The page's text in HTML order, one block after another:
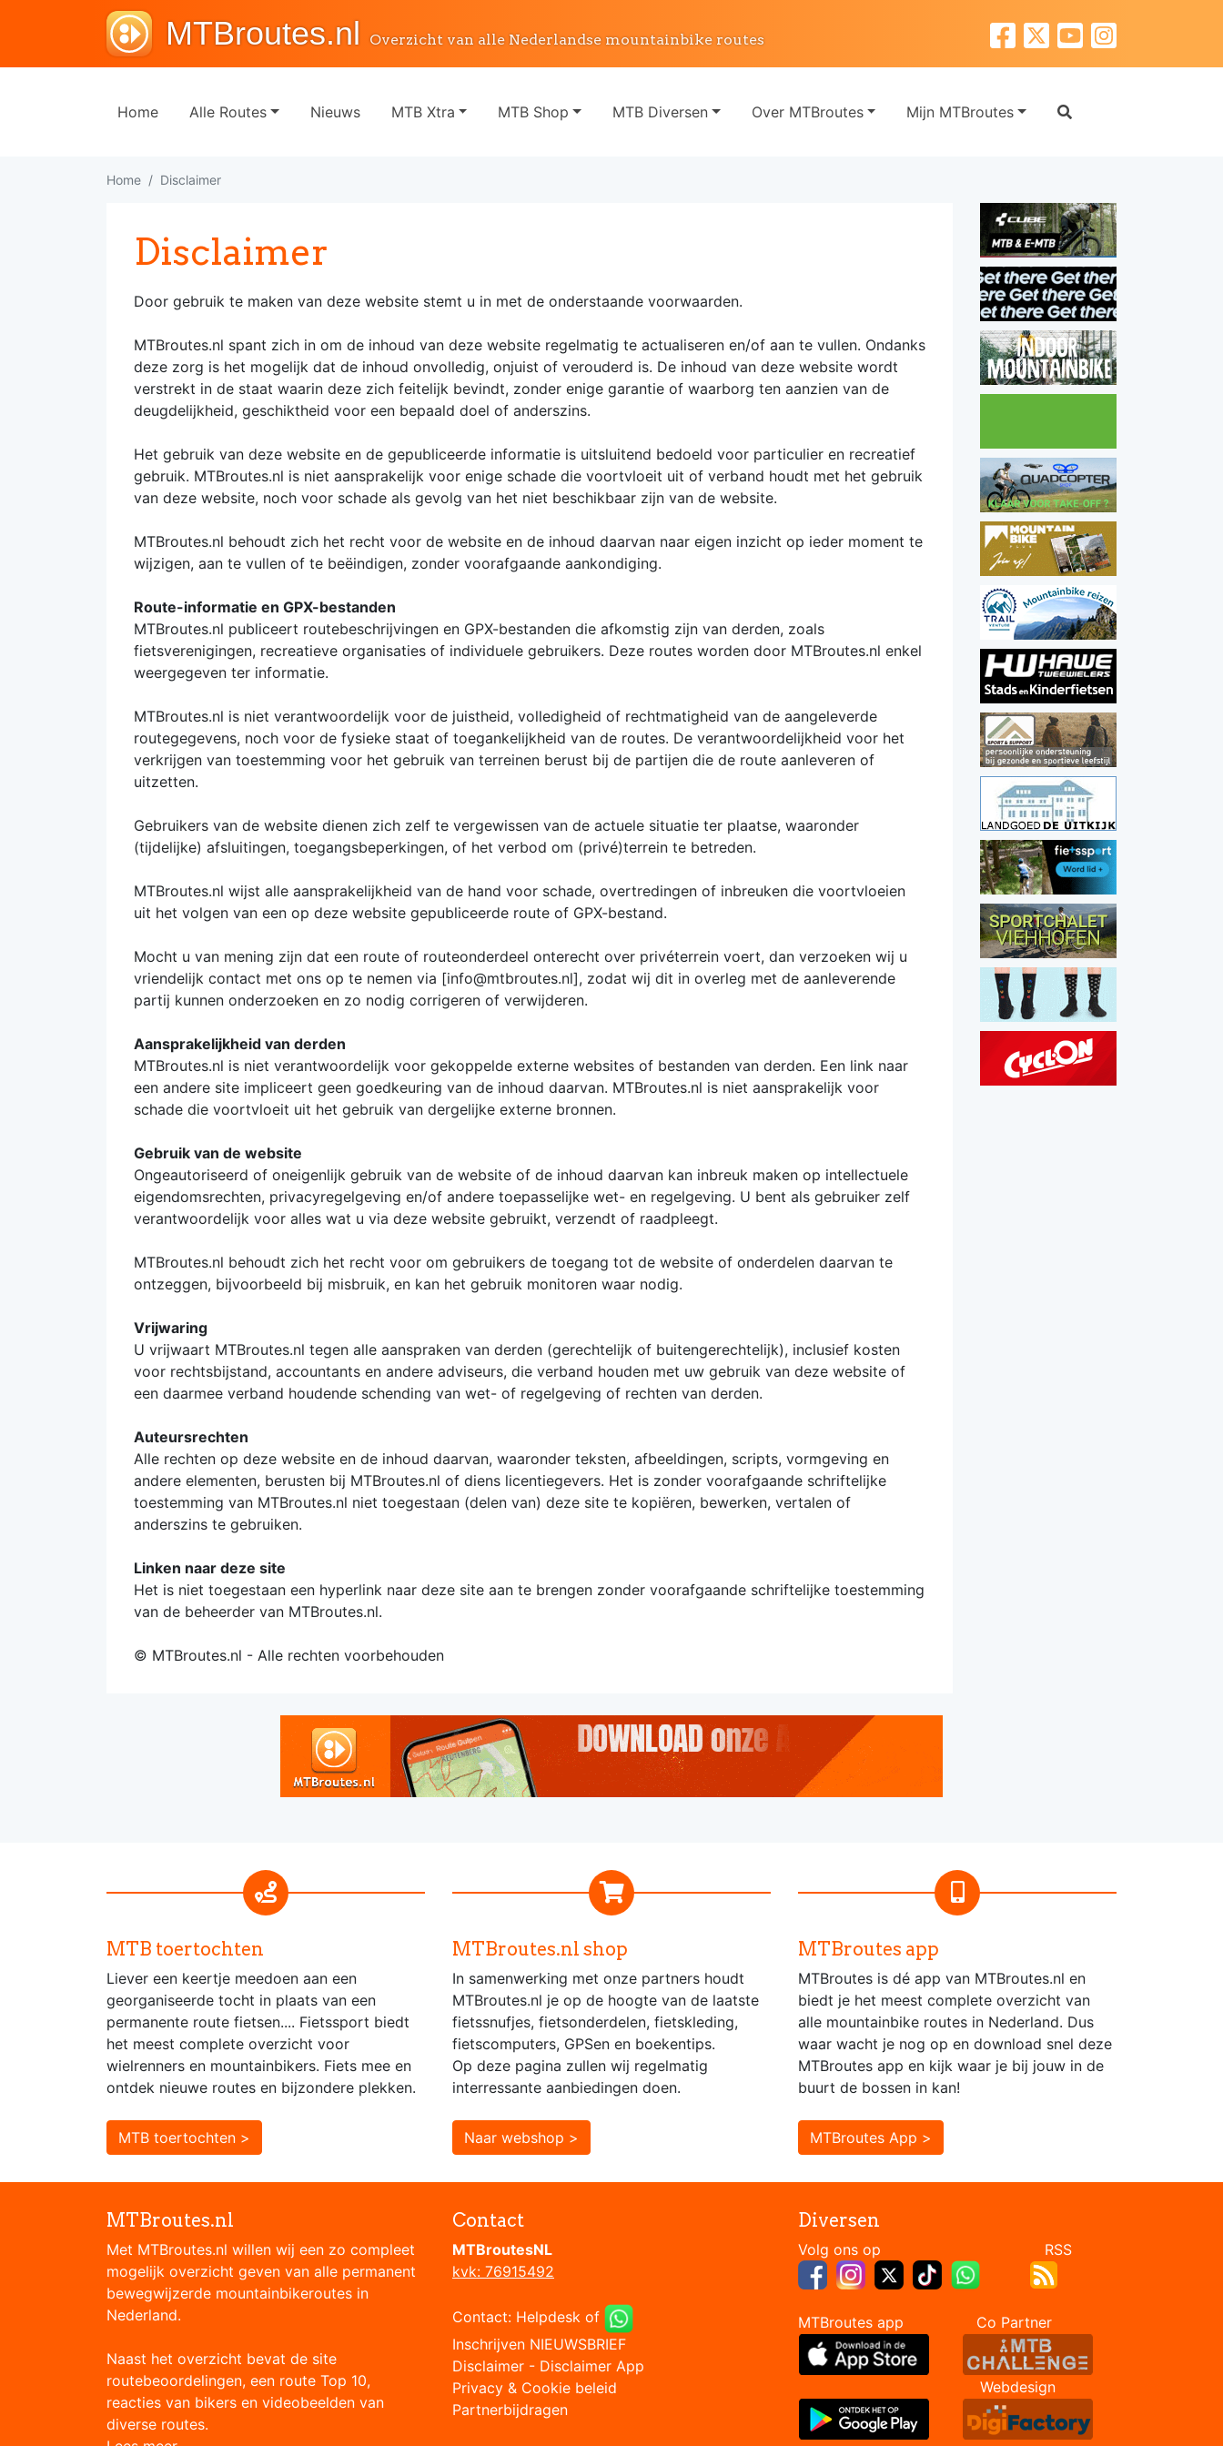
MTBroutes.nl Overzicht van alle Nederlandse mountainbike routes
Home Alle Routes Nieuws MTB Xtra MTB Shop MTB Diversen Over MTBroutes Mijn MTBroutes
Home Disclaimer
Disclaimer
Door gebruik te maken van deze website stemt u in met de onderstaande voorwaarden.
MTBroutes.nl spant zich in om de inhoud van deze website regelmatig te actualiseren en/of aan te vullen. Ondanks
deze zorg is het mogelijk dat de inhoud onvolledig, onjuist of verouderd is. De inhoud van deze website wordt
verstrekt in de staat waarin deze zich feitelijk bevindt, zonder enige garantie of waarborg ten aanzien van de
deugdelijkheid, geschiktheid voor een bepaald doel of anderszins.
Het gebruik van deze website en de gepubliceerde informatie is uitsluitend bedoeld voor particulier en recreatief
gebruik. MTBroutes.nl is niet aansprakelijk voor enige schade die voortvloeit uit of verband houdt met het gebruik
van deze website, noch voor schade als gevolg van het niet beschikbaar zijn van de website.
MTBroutes.nl behoudt zich het recht voor de website en de inhoud daarvan naar eigen inzicht op ieder moment te
wijzigen, aan te vullen of te beëindigen, zonder voorafgaande aankondiging.
Route-informatie en GPX-bestanden
MTBroutes.nl publiceert routebeschrijvingen en GPX-bestanden die afkomstig zijn van derden, zoals
fietsverenigingen, recreatieve organisaties of individuele gebruikers. Deze routes worden door MTBroutes.nl enkel
weergegeven ter informatie.
MTBroutes.nl is niet verantwoordelijk voor de juistheid, volledigheid of rechtmatigheid van de aangeleverde
routegegevens, noch voor de fysieke staat of toegankelijkheid van de routes. De verantwoordelijkheid voor het
verkrijgen van toestemming voor het gebruik van terreinen berust bij de partijen die de route aanleveren of
uitzetten.
Gebruikers van de website dienen zich zelf te vergewissen van de actuele situatie ter plaatse, waaronder
(tijdelijke) afsluitingen, toegangsbeperkingen, of het verbod om (privé)terrein te betreden.
MTBroutes.nl wijst alle aansprakelijkheid van de hand voor schade, overtredingen of inbreuken die voortvloeien
uit het volgen van een op deze website gepubliceerde route of GPX-bestand.
Mocht u van mening zijn dat een route of routeonderdeel onterecht over privéterrein voert, dan verzoeken wij u
vriendelijk contact met ons op te nemen via [info@mtbroutes.nl], zodat wij dit in overleg met de aanleverende
partij kunnen onderzoeken en zo nodig corrigeren of verwijderen.
Aansprakelijkheid van derden
MTBroutes.nl is niet verantwoordelijk voor gekoppelde externe websites of bestanden van derden. Een link naar
een andere site impliceert geen goedkeuring van de inhoud daarvan. MTBroutes.nl is niet aansprakelijk voor
schade die voortvloeit uit het gebruik van dergelijke externe bronnen.
Gebruik van de website
Ongeautoriseerd of oneigenlijk gebruik van de website of de inhoud daarvan kan inbreuk maken op intellectuele
eigendomsrechten, privacyregelgeving en/of andere toepasselijke wet- en regelgeving. U bent als gebruiker zelf
verantwoordelijk voor alles wat u via deze website gebruikt, verzendt of raadpleegt.
MTBroutes.nl behoudt zich het recht voor om gebruikers de toegang tot de website of onderdelen daarvan te
ontzeggen, bijvoorbeeld bij misbruik, en kan het gebruik monitoren waar nodig.
Vrijwaring
U vrijwaart MTBroutes.nl tegen alle aanspraken van derden (gerechtelijk of buitengerechtelijk), inclusief kosten
voor rechtsbijstand, accountants en andere adviseurs, die verband houden met uw gebruik van deze website of
een daarmee verband houdende schending van wet- of regelgeving of rechten van derden.
Auteursrechten
Alle rechten op deze website en de inhoud daarvan, waaronder teksten, afbeeldingen, scripts, vormgeving en
andere elementen, berusten bij MTBroutes.nl of diens licentiegevers. Het is zonder voorafgaande schriftelijke
toestemming van MTBroutes.nl niet toegestaan (delen van) deze site te kopiëren, bewerken, vertalen of
anderszins te gebruiken.
Linken naar deze site
Het is niet toegestaan een hyperlink naar deze site aan te brengen zonder voorafgaande schriftelijke toestemming
van de beheerder van MTBroutes.nl.
© MTBroutes.nl - Alle rechten voorbehouden
MTB toertochten
Liever een keertje meedoen aan een
georganiseerde tocht in plaats van een
permanente route fietsen.... Fietssport biedt
het meest complete overzicht voor
wielrenners en mountainbikers. Fiets mee en
ontdek nieuwe routes en bijzondere plekken.
MTB toertochten >
MTBroutes.nl shop
In samenwerking met onze partners houdt
MTBroutes.nl je op de hoogte van de laatste
fietssnufjes, fietsonderdelen, fietskleding,
fietscomputers, GPSen en boekentips.
Op deze pagina zullen wij regelmatig
interressante aanbiedingen doen.
Naar webshop >
MTBroutes app
MTBroutes is dé app van MTBroutes.nl en
biedt je het meest complete overzicht van
alle mountainbike routes in Nederland. Dus
waar wacht je nog op en download snel deze
MTBroutes app en kijk waar je bij jouw in de
buurt de bossen in kan!
MTBroutes App >
MTBroutes.nl
Met MTBroutes.nl willen wij een zo compleet
mogelijk overzicht geven van alle permanent
bewegwijzerde mountainbikeroutes in
Nederland.
Naast het overzicht bevat de site
routebeoordelingen, een route Top 10,
reacties van bikers en videobeelden van
diverse routes.
Contact
MTBroutesNL
kvk: 76915492
Contact: Helpdesk of
Inschrijven NIEUWSBRIEF
Disclaimer - Disclaimer App
Privacy & Cookie beleid
Partnerbijdragen
Diversen
Volg ons op RSS
MTBroutes app Co Partner
Webdesign